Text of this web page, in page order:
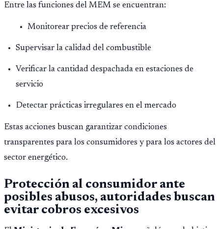
Entre las funciones del MEM se encuentran:
Monitorear precios de referencia
Supervisar la calidad del combustible
Verificar la cantidad despachada en estaciones de
servicio
Detectar prácticas irregulares en el mercado
Estas acciones buscan garantizar condiciones
transparentes para los consumidores y para los actores del
sector energético.
Protección al consumidor ante
posibles abusos, autoridades buscan
evitar cobros excesivos